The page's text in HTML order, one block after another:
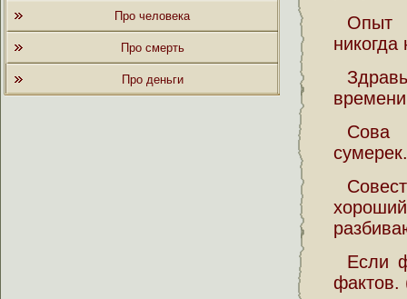
Про человека
Про смерть
Про деньги
Опыт
Сова
сумерек.
Если
фактов.